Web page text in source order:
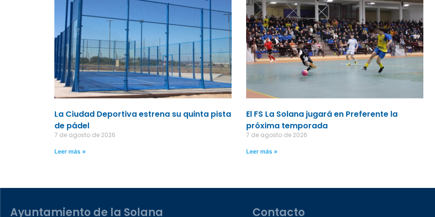
La Ciudad Deportiva estrena su quinta pista
de pádel
7 de agosto de 2026
Leer más »
El FS La Solana jugará en Preferente la
próxima temporada
7 de agosto de 2026
Leer más »
Ayuntamiento de la Solana Contacto